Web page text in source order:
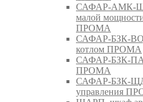
САФАР-АМК-ЩД,
малой
ПРОМА
САФАР-БЗК-
котлом ПРОМА
САФАР-БЗК-
ПРОМА
САФАР-БЗК-ЩД
управления